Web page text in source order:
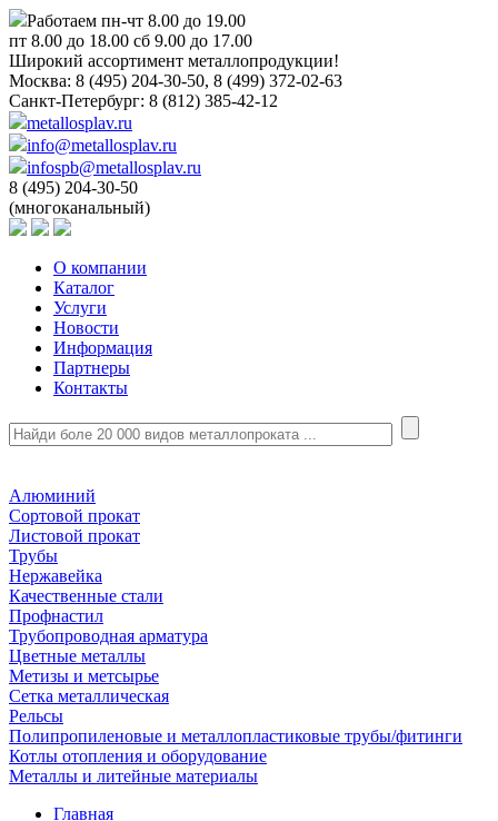
Работаем пн-чт 8.00 до 19.00
пт 8.00 до 18.00 сб 9.00 до 17.00
Широкий ассортимент металлопродукции!
Москва: 8 (495) 204-30-50, 8 (499) 372-02-63
Санкт-Петербург: 8 (812) 385-42-12
metallosplav.ru
info@metallosplav.ru
infospb@metallosplav.ru
8 (495) 204-30-50
(многоканальный)
О компании
Каталог
Услуги
Новости
Информация
Партнеры
Контакты
Алюминий
Сортовой прокат
Листовой прокат
Трубы
Нержавейка
Качественные стали
Профнастил
Трубопроводная арматура
Цветные металлы
Метизы и метсырье
Сетка металлическая
Рельсы
Полипропиленовые и металлопластиковые трубы/фитинги
Котлы отопления и оборудование
Металлы и литейные материалы
Главная